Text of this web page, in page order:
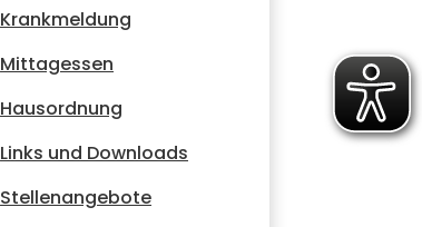
Krankmeldung
Mittagessen
Hausordnung
Links und Downloads
Stellenangebote